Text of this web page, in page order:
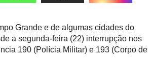
Grande e de algumas cidades do
a segunda-feira (22) interrupção nos
190 (Polícia Militar) e 193 (Corpo de